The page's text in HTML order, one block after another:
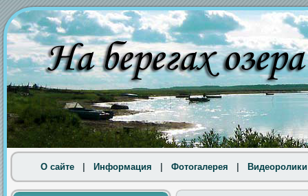
О сайте Информация Фотогалерея Видеоролики